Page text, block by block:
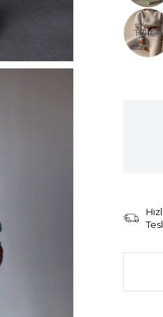
Hızlı